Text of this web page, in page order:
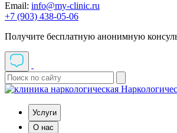
Email: info@my-clinic.ru
+7 (903) 438-05-06
Получите бесплатную анонимную
Услуги
О нас